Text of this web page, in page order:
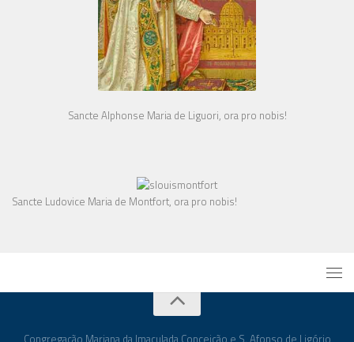
Sancte Alphonse Maria de Liguori, ora pro nobis!
Sancte Ludovice Maria de Montfort, ora pro nobis!
Congregação Mariana da Imaculada Conceição e S. Afonso de Ligório